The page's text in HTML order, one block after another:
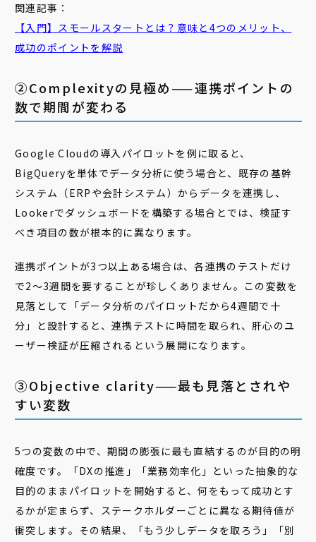
関連記事：
【入門】スモールスタートとは？意味と4つのメリット、
成功のポイントを解説
②Complexityの見極め——連携ポイントの
数で期間が変わる
Google Cloudの導入パイロットを例に取ると、
BigQueryを単体でデータ分析に使う場合と、既存の基幹
システム（ERPや会計システム）からデータを連携し、
Lookerでダッシュボードを構築する場合とでは、検証す
べき項目の数が根本的に異なります。
連携ポイントが3つ以上ある場合は、各連携のテストだけ
で2〜3週間を要することが珍しくありません。この変数を
見落として「データ分析のパイロットだから4週間で十
分」と設計すると、連携テストに時間を取られ、肝心のユ
ーザー検証が圧縮されるという展開になります。
③Objective clarity——最も見落とされや
すい変数
5つの変数の中で、期間の膨張に最も直結するのが目的の明
確度です。「DXの推進」「業務効率化」といった抽象的な
目的のままパイロットを開始すると、何をもって成功とす
るかが定まらず、ステークホルダーごとに異なる期待値が
衝突します。その結果、「もう少しデータを取ろう」「別